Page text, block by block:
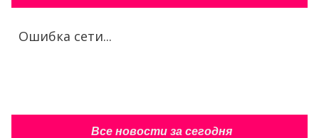
Ошибка сети...
Все новости за сегодня